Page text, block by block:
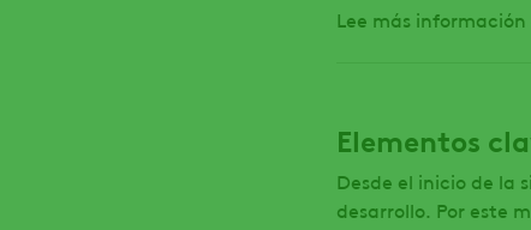
Lee más
Elementos
Desde el inicio de la
desarrollo. Por este